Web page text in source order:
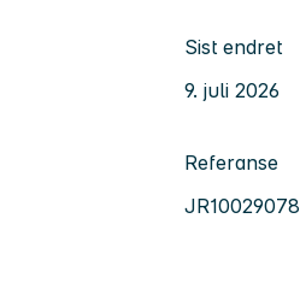
Sist endret
9. juli 2026
Referanse
JR10029078